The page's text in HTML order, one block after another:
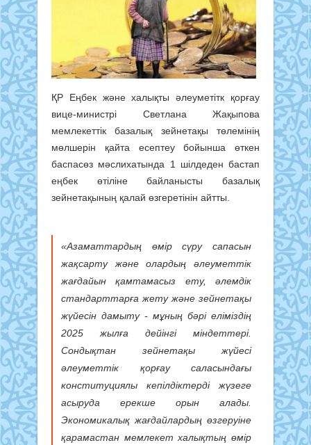
ҚР Еңбек және халықты әлеуметітк қорғау
вице-министрі Светлана Жақыпова
мемлекеттік базалық зейнетақы төлемінің
мөлшерін қайта есептеу бойынша өткен
баспасөз мәслихатында 1 шілдеден бастап
еңбек өтіліне байланысты базалық
зейнетақының қалай өзгеретінін айтты.
«Азаматтардың өмір сүру сапасын
жақсарту және олардың әлеуметтік
жағдайын қамтамасыз ету, әлемдік
стандарттарға жету және зейнетақы
жүйесін дамыту - мұның бәрі еліміздің
2025 жылға дейінгі міндеттері.
Сондықтан зейнетақы жүйесі
әлеуметтік қорғау саласындағы
конституциялы кепілдіктерді жүзеге
асыруда ерекше орын алады.
Экономикалық жағдайлардың өзгеруіне
қарамастан мемлекет халықтың өмір